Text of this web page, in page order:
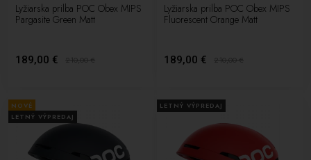
Lyžiarska prilba POC Obex MIPS
Pargasite Green Matt
189,00 € 210,00€
Lyžiarska prilba POC Obex MIPS
Fluorescent Orange Matt
189,00 € 210,00€
NOVÉ
LETNÝ VÝPREDAJ
LETNÝ VÝPREDAJ